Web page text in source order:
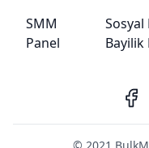
SMM
Panel
Sosyal
Bayilik